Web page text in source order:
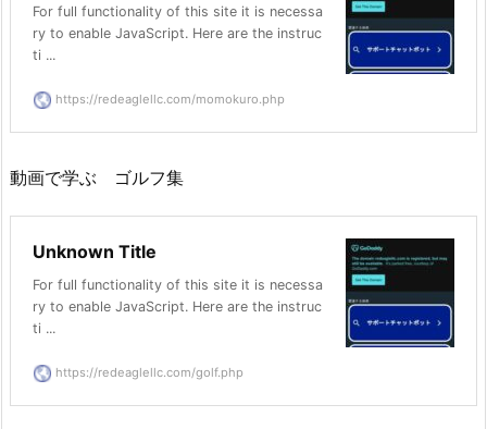
For full functionality of this site it is necessa
ry to enable JavaScript. Here are the instruc
ti ...
https://redeaglellc.com/momokuro.php
動画で学ぶ ゴルフ集
Unknown Title
For full functionality of this site it is necessa
ry to enable JavaScript. Here are the instruc
ti ...
https://redeaglellc.com/golf.php